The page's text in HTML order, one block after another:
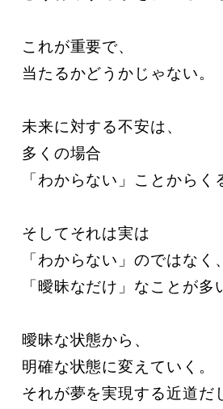
これが重要で、
当たるかどうかじゃない。
未来に対する不安は、
多くの場合
「わからない」ことからく
そしてそれは実は
「わからない」のではなく、
「曖昧なだけ」なことが多
曖昧な状態から、
明確な状態に変えていく。
それが夢を実現する近道だ